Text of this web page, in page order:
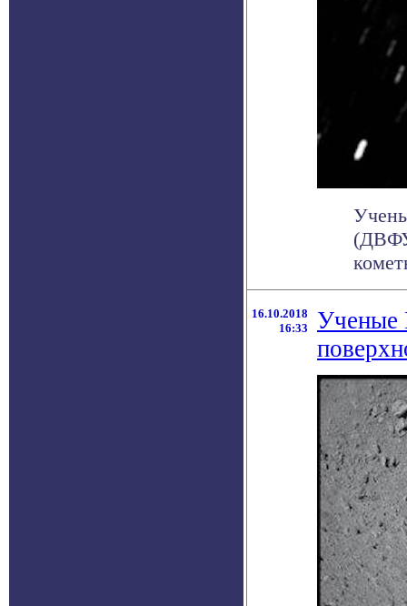
16.10.2018
16:33
Ученые